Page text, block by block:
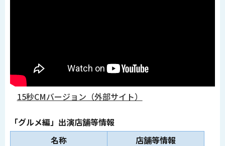
15秒CMバージョン（外部サイト）
「グルメ編」出演店舗等情報
名称
店舗等情報